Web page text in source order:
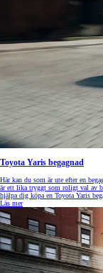
Toyota Yaris begagnad
Här kan du som är ute efter en
är ett lika tryggt som roligt val av
hjälpa dig köpa en Toyota Yaris
Läs mer